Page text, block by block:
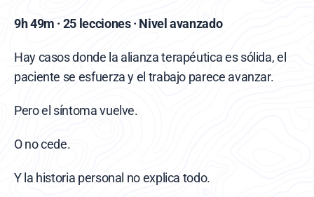
9h 49m · 25 lecciones · Nivel avanzado
Hay casos donde la alianza terapéutica es sólida, el
paciente se esfuerza y el trabajo parece avanzar.
Pero el síntoma vuelve.
O no cede.
Y la historia personal no explica todo.